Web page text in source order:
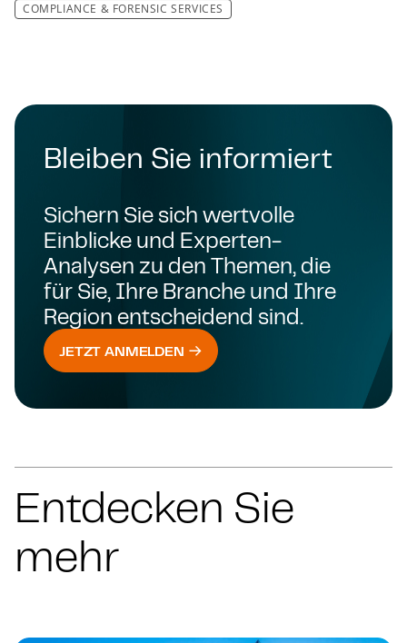
COMPLIANCE & FORENSIC SERVICES
Bleiben Sie informiert
Sichern Sie sich wertvolle
Einblicke und Experten-
Analysen zu den Themen, die
für Sie, Ihre Branche und Ihre
Region entscheidend sind.
JETZT ANMELDEN
Entdecken Sie
mehr